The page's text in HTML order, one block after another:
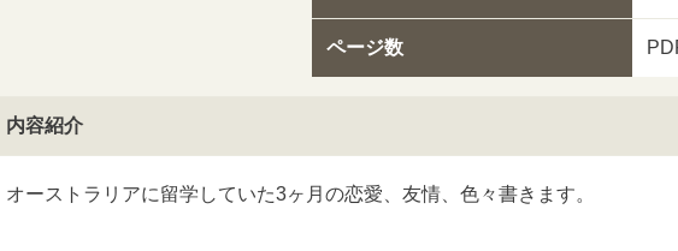
ページ数
内容紹介
オーストラリアに留学していた3ヶ月の恋愛、友情、色々書きます。